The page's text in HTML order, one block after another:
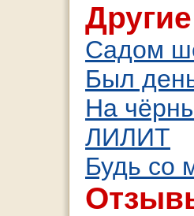
Садом
Был
На
ЛИЛИТ
Будь со